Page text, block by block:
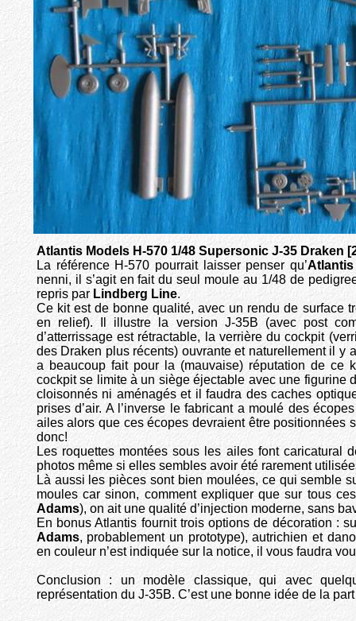
Atlantis Models H-570 1/48 Supersonic J-35 Draken
La référence H-570 pourrait laisser penser qu’Atlantis
nenni, il s’agit en fait du seul moule au 1/48 de
repris par Lindberg Line.
Ce kit est de bonne qualité, avec un rendu de surface
en relief). Il illustre la version J-35B (avec post
d’atterrissage est rétractable, la verrière du cockpit
des Draken plus récents) ouvrante et naturellement il y
a beaucoup fait pour la (mauvaise) réputation de ce
cockpit se limite à un siège éjectable avec une figurine
cloisonnés ni aménagés et il faudra des caches
prises d’air. A l’inverse le fabricant a moulé des
ailes alors que ces écopes devraient être positionnées
donc!
Les roquettes montées sous les ailes font caricatural
photos même si elles sembles avoir été rarement
Là aussi les pièces sont bien moulées, ce qui semble
moules car sinon, comment expliquer que sur tous
Adams), on ait une qualité d’injection moderne, sans
En bonus Atlantis fournit trois options de décoration :
Adams, probablement un prototype), autrichien et
en couleur n’est indiquée sur la notice, il vous faudra
Conclusion : un modèle classique, qui avec
représentation du J-35B. C’est une bonne idée de la part